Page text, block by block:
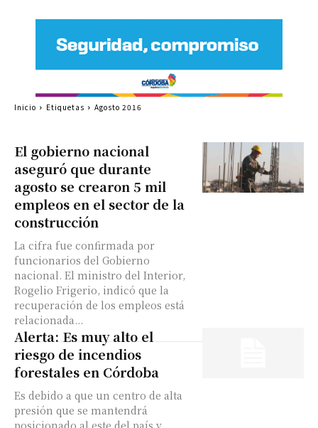
El gobierno nacional
aseguró que durante
agosto se crearon 5 mil
empleos en el sector de la
construcción
La cifra fue confirmada por
funcionarios del Gobierno
nacional. El ministro del Interior,
Rogelio Frigerio, indicó que la
recuperación de los empleos está
relacionada...
Alerta: Es muy alto el
riesgo de incendios
forestales en Córdoba
Es debido a que un centro de alta
presión que se mantendrá
posicionado al este del país y
Inicio Etiquetas Agosto 2016